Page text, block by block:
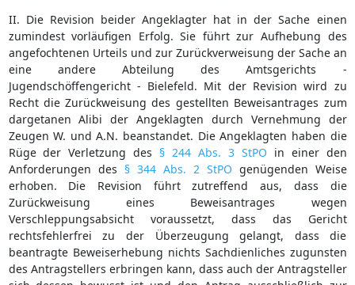
II. Die Revision beider Angeklagter hat in der Sache einen
zumindest vorläufigen Erfolg. Sie führt zur Aufhebung des
angefochtenen Urteils und zur Zurückverweisung der Sache an
eine andere Abteilung des Amtsgerichts -
Jugendschöffengericht - Bielefeld. Mit der Revision wird zu
Recht die Zurückweisung des gestellten Beweisantrages zum
dargetanen Alibi der Angeklagten durch Vernehmung der
Zeugen W. und A.N. beanstandet. Die Angeklagten haben die
Rüge der Verletzung des § 244 Abs. 3 StPO in einer den
Anforderungen des § 344 Abs. 2 StPO genügenden Weise
erhoben. Die Revision führt zutreffend aus, dass die
Zurückweisung eines Beweisantrages wegen
Verschleppungsabsicht voraussetzt, dass das Gericht
rechtsfehlerfrei zu der Überzeugung gelangt, dass die
beantragte Beweiserhebung nichts Sachdienliches zugunsten
des Antragstellers erbringen kann, dass auch der Antragsteller